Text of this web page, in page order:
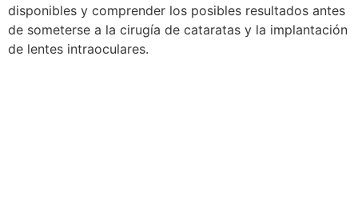
disponibles y comprender los posibles resultados antes
de someterse a la cirugía de cataratas y la implantación
de lentes intraoculares.